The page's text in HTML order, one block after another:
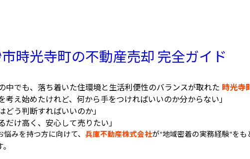
時光寺町の不動産売却 完全ガイド
中でも、落ち着いた住環境と生活利便性のバランスが取れた 時光寺
考え始めたけれど、何から手をつければいいのか分からない」
どう判断すればいいのか」
だけ高く、安心して売りたい」
悩みを持つ方に向けて、 兵庫不動産株式会社が“地域密着の実務経験”をも